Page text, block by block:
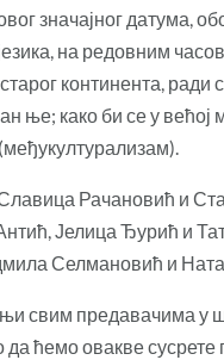
значајног датума,
на редовним
континента,
ње; како би се у
Рачановић и
Јелица Ђурић и
Селмановић и
свим предавачима у
да ћемо овакве сусрете